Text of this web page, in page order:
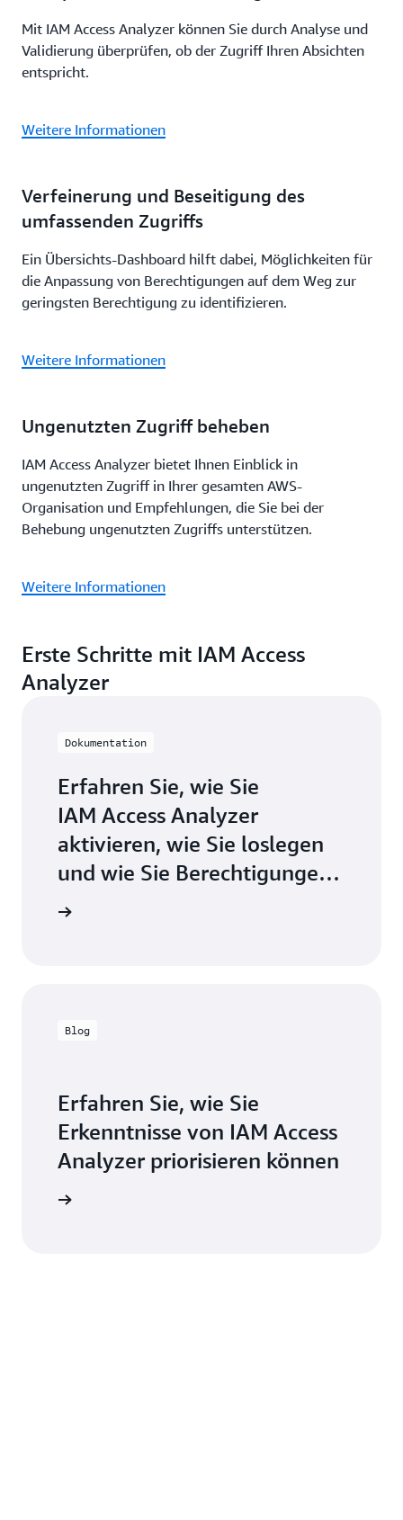
Mit IAM Access Analyzer können Sie durch Analyse und
Validierung überprüfen, ob der Zugriff Ihren Absichten
entspricht.
Weitere Informationen
Verfeinerung und Beseitigung des
umfassenden Zugriffs
Ein Übersichts-Dashboard hilft dabei, Möglichkeiten für
die Anpassung von Berechtigungen auf dem Weg zur
geringsten Berechtigung zu identifizieren.
Weitere Informationen
Ungenutzten Zugriff beheben
IAM Access Analyzer bietet Ihnen Einblick in
ungenutzten Zugriff in Ihrer gesamten AWS-
Organisation und Empfehlungen, die Sie bei der
Behebung ungenutzten Zugriffs unterstützen.
Weitere Informationen
Erste Schritte mit IAM Access
Analyzer
Dokumentation
Erfahren Sie, wie Sie
IAM Access Analyzer
aktivieren, wie Sie loslegen
und wie Sie Berechtigungen
verfeinern können
Blog
Erfahren Sie, wie Sie
Erkenntnisse von IAM Access
Analyzer priorisieren können